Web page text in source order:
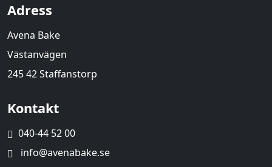
Adress
Avena Bake
Västanvägen
245 42 Staffanstorp
Kontakt
040-44 52 00
info@avenabake.se